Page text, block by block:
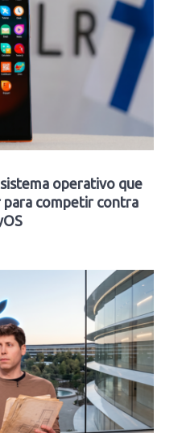
operativo que
para competir contra